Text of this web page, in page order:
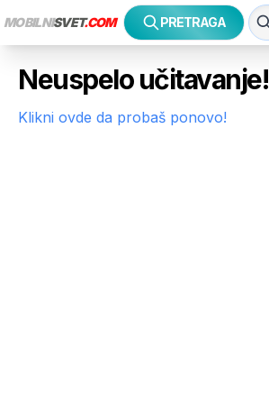
MOBILNISVET.COM PRETRAGA
Neuspelo učitavanje!
Klikni ovde da probaš ponovo!